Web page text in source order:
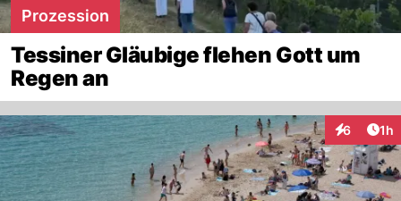
Prozession
Tessiner Gläubige flehen Gott um
Regen an
6 1h